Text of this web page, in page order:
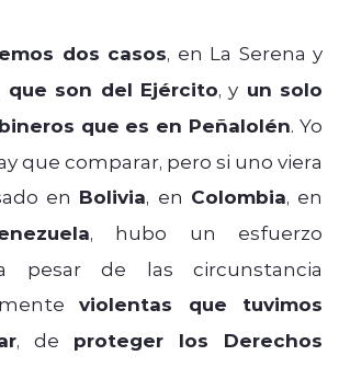
dos casos, en La Serena y
que son del Ejército, y un solo
que es en Peñalolén. Yo
que comparar, pero si uno viera
en Bolivia, en Colombia, en
, hubo un esfuerzo
pesar de las circunstancia
violentas que tuvimos
, de proteger los Derechos